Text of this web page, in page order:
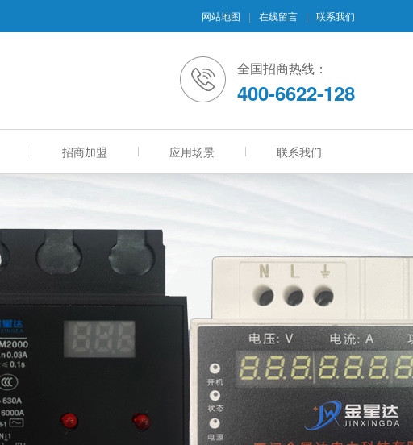
网站地图 | 在线留言 | 联系我们
全国招商热线：
400-6622-128
招商加盟 应用场景 联系我们